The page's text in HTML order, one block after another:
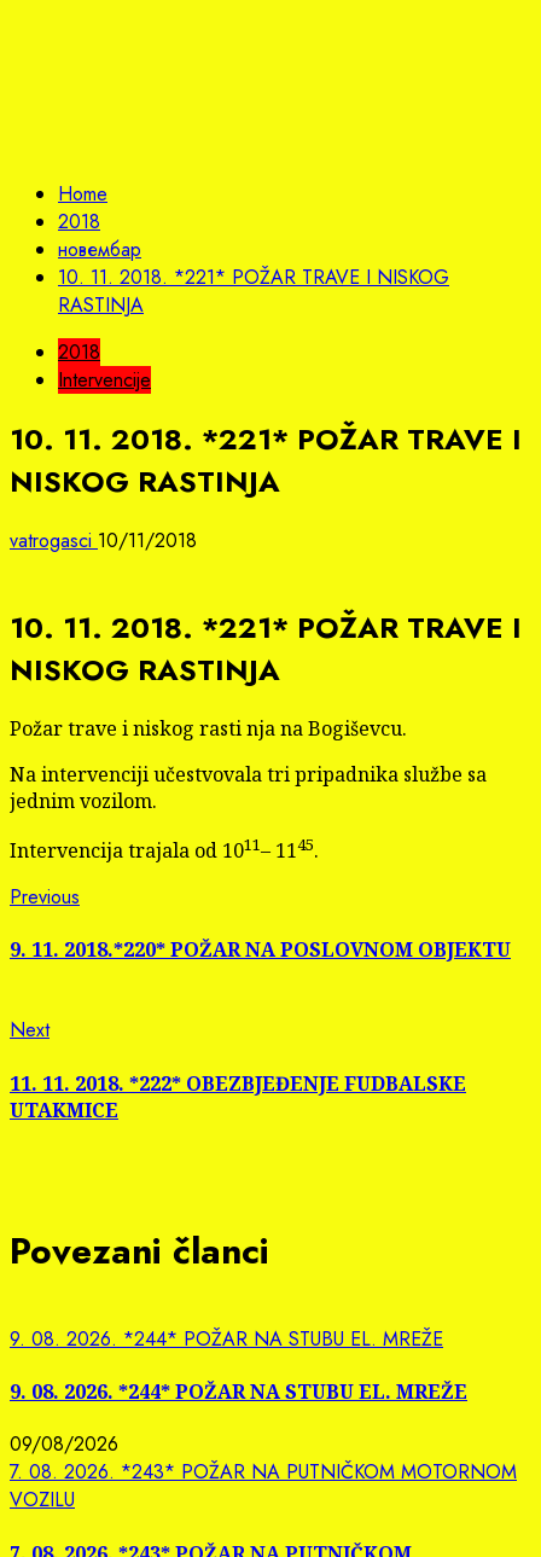
Home
2018
новембар
10. 11. 2018. *221* POŽAR TRAVE I NISKOG
RASTINJA
2018
Intervencije
10. 11. 2018. *221* POŽAR TRAVE I
NISKOG RASTINJA
vatrogasci 10/11/2018
10. 11. 2018. *221* POŽAR TRAVE I
NISKOG RASTINJA
Požar trave i niskog rasti nja na Bogiševcu.
Na intervenciji učestvovala tri pripadnika službe sa
jednim vozilom.
Intervencija trajala od 1011– 1145.
Continue
Reading
Previous
9. 11. 2018.*220* POŽAR NA POSLOVNOM OBJEKTU
NextNext
11. 11. 2018. *222* OBEZBJEĐENJE FUDBALSKE
UTAKMICE
Povezani članci
9. 08. 2026. *244* POŽAR NA STUBU EL. MREŽE
9. 08. 2026. *244* POŽAR NA STUBU EL. MREŽE
09/08/2026
7. 08. 2026. *243* POŽAR NA PUTNIČKOM MOTORNOM
VOZILU